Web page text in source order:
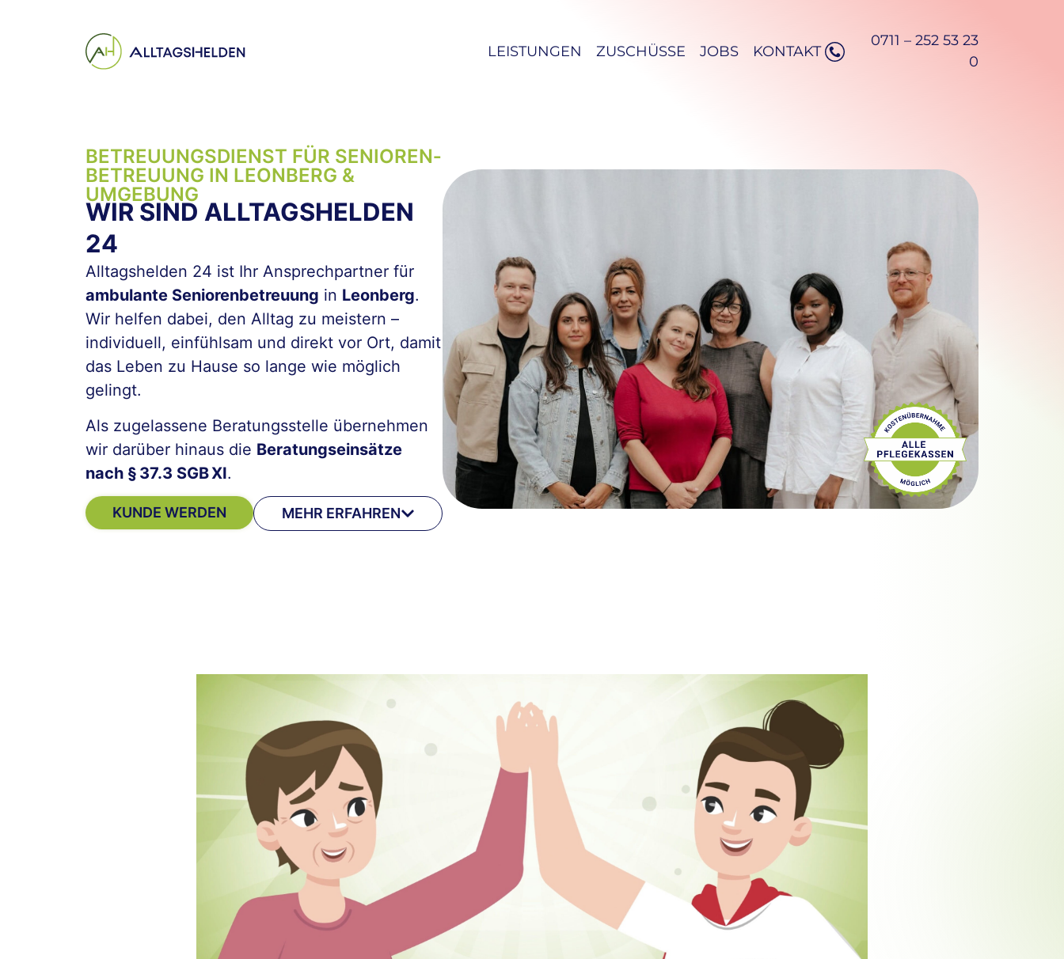
LEISTUNGEN ZUSCHÜSSE JOBS KONTAKT
0711 – 252 53 23
0
BETREUUNGSDIENST FÜR SENIOREN­
BETREUUNG IN LEONBERG &
UMGEBUNG
WIR SIND ALLTAGSHELDEN
24
Alltagshelden 24 ist Ihr Ansprechpartner für
ambulante Seniorenbetreuung in Leonberg.
Wir helfen dabei, den Alltag zu meistern –
individuell, einfühlsam und direkt vor Ort, damit
das Leben zu Hause so lange wie möglich
gelingt.
Als zugelassene Beratungsstelle übernehmen
wir darüber hinaus die Beratungseinsätze
nach § 37.3 SGB XI.
KUNDE WERDEN MEHR ERFAHREN